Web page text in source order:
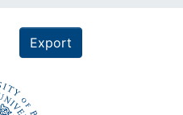
Export